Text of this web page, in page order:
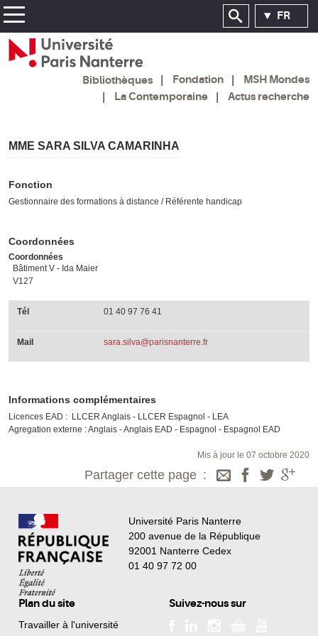
FR
Bibliothèques Fondation
MSH Mondes
La Contemporaine
Actus recherche
MME SARA SILVA CAMARINHA
Fonction
Gestionnaire des formations à distance / Référente handicap
Coordonnées
Coordonnées
Bâtiment V - Ida Maier
V127
Tél 01 40 97 76 41
Mail sara.silva@parisnanterre.fr
Informations complémentaires
Licences EAD : LLCER Anglais - LLCER Espagnol - LEA
Agregation externe : Anglais - Anglais EAD - Espagnol - Espagnol EAD
Mis à jour le 07 octobre 2020
Partager cette page
Université Paris Nanterre
200 avenue de la République
92001 Nanterre Cedex
01 40 97 72 00
Plan du site
Travailler à l'université
Suivez-nous sur